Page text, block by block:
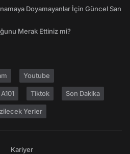
Doyamayanlar İçin Güncel San
Merak Ettiniz mi?
Youtube
A101 Tiktok Son Dakika
Yerler
Kariyer